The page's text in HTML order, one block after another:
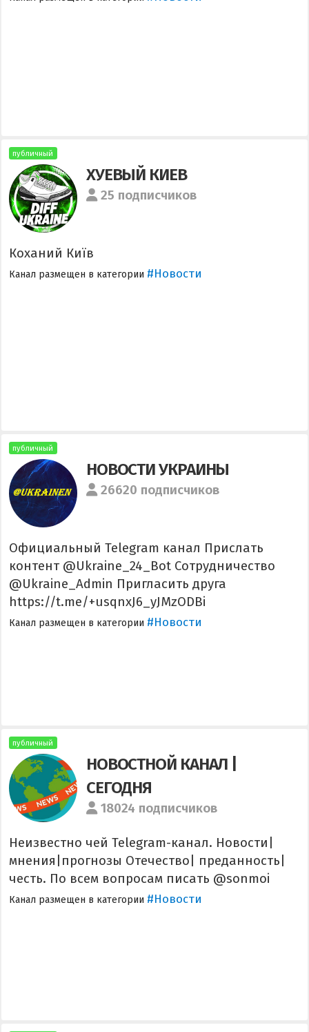
публичный
ХУЕВЫЙ КИЕВ
25 подписчиков
Коханий Київ
Канал размещен в категории #Новости
публичный
НОВОСТИ УКРАИНЫ
26620 подписчиков
Официальный Telegram канал Прислать
контент @Ukraine_24_Bot Сотрудничество
@Ukraine_Admin Пригласить друга
https://t.me/+usqnxJ6_yJMzODBi
Канал размещен в категории #Новости
публичный
НОВОСТНОЙ КАНАЛ |
СЕГОДНЯ
18024 подписчиков
Неизвестно чей Telegram-канал. Новости|
мнения|прогнозы Отечество| преданность|
честь. По всем вопросам писать @sonmoi
Канал размещен в категории #Новости